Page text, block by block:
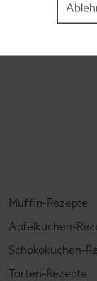
Muffin-Rezepte
Apfelkuchen-
Schokokuchen-
Torten-Rezepte